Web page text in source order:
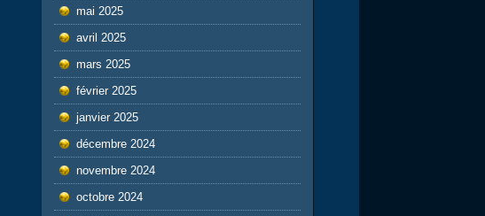
mai 2025
avril 2025
mars 2025
février 2025
janvier 2025
décembre 2024
novembre 2024
octobre 2024